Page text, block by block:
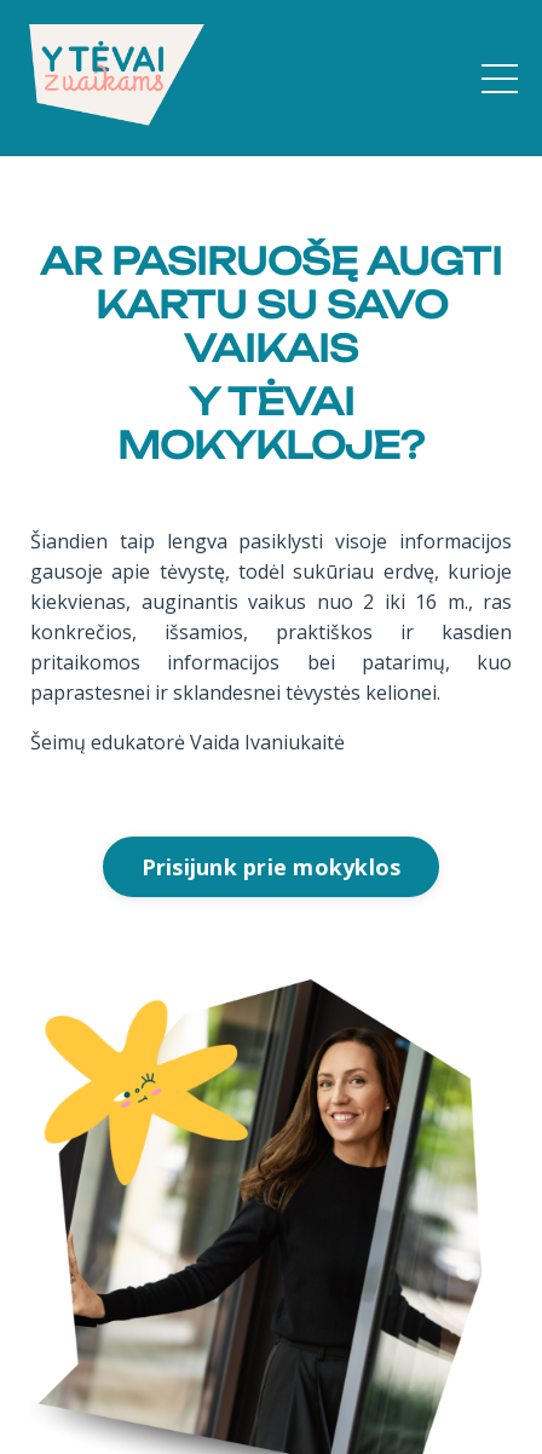
AR PASIRUOŠĘ AUGTI
KARTU SU SAVO
VAIKAIS
Y TĖVAI
MOKYKLOJE?
Šiandien taip lengva pasiklysti visoje informacijos
gausoje apie tėvystę, todėl sukūriau erdvę, kurioje
kiekvienas, auginantis vaikus nuo 2 iki 16 m., ras
konkrečios, išsamios, praktiškos ir kasdien
pritaikomos informacijos bei patarimų, kuo
paprastesnei ir sklandesnei tėvystės kelionei.
Šeimų edukatorė Vaida Ivaniukaitė
Prisijunk prie mokyklos